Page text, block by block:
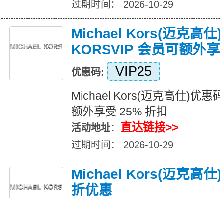
过期时间： 2026-10-29
Michael Kors(迈克高仕
KORSVIP 会员可额外
优惠码: VIP25
Michael Kors(迈克高仕)优惠
额外享受 25% 折扣
活动地址： 直达链接>>
过期时间： 2026-10-29
Michael Kors(迈克高仕
折优惠